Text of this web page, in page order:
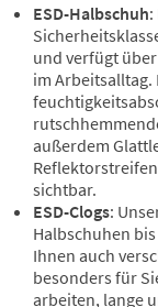
ESD-Halbschuh
und verfügt
im Arbeitsalltag.
außerdem
sichtbar.
ESD-Clogs:
Halbschuhen
Ihnen auch
besonders für
arbeiten, lange